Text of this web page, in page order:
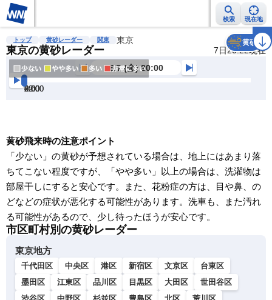
検索 現在地
雨雲レーダー 台風情報 地震情報 2週間天気 ラ
トップ 黄砂レーダー 関東 東京
東京の黄砂レーダー 7日20:22現在
黄砂
8/7 (金) 20:00
20:00
22:00
0:00
2:00
4:00
6:00
8:00
黄砂飛来時の注意ポイント
「少ない」の黄砂が予想されている場合は、地上にはあまり落
ちてこない程度ですが、「やや多い」以上の場合は、洗濯物は
部屋干しにすると安心です。また、花粉症の方は、目や鼻、の
どなどの症状が悪化する可能性があります。洗車も、また汚れ
る可能性があるので、少し待ったほうが安心です。
市区町村別の黄砂レーダー
東京地方
千代田区 中央区 港区 新宿区 文京区
台東区
墨田区
江東区 品川区 目黒区 大田区
世田谷区